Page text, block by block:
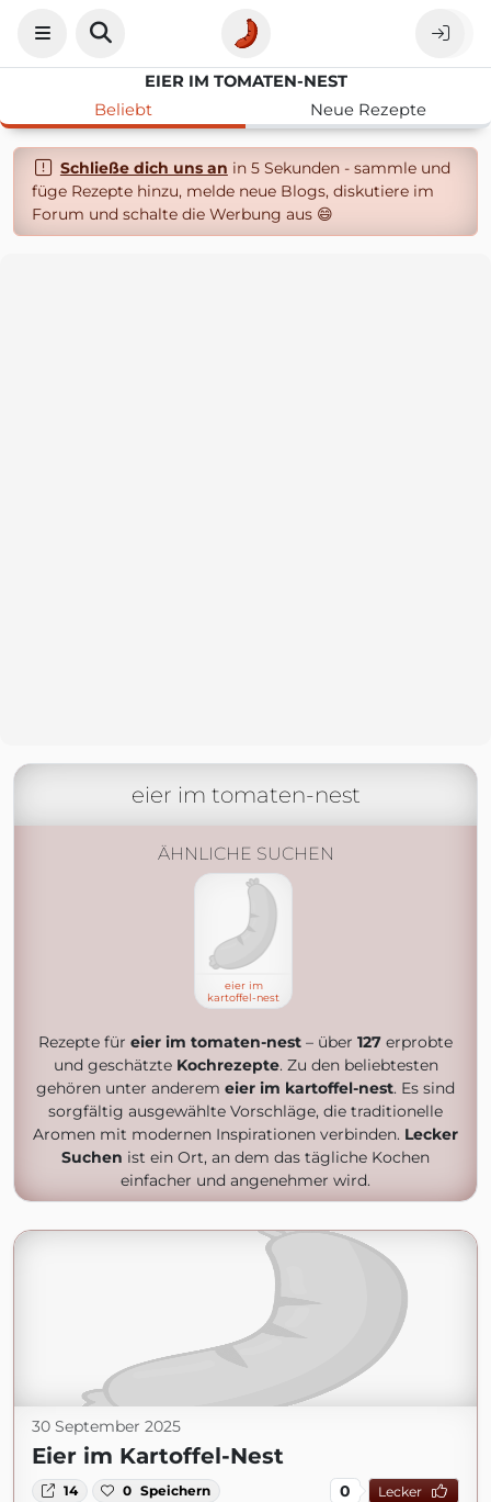
EIER IM TOMATEN-NEST
Beliebt
Neue Rezepte
Schließe dich uns an in 5 Sekunden - sammle und
füge Rezepte hinzu, melde neue Blogs, diskutiere im
Forum und schalte die Werbung aus 😄
eier im tomaten-nest
ÄHNLICHE SUCHEN
eier im
kartoffel-nest
Rezepte für eier im tomaten-nest – über 127 erprobte
und geschätzte Kochrezepte. Zu den beliebtesten
gehören unter anderem eier im kartoffel-nest. Es sind
sorgfältig ausgewählte Vorschläge, die traditionelle
Aromen mit modernen Inspirationen verbinden. Lecker
Suchen ist ein Ort, an dem das tägliche Kochen
einfacher und angenehmer wird.
30 September 2025
Eier im Kartoffel-Nest
14 0 Speichern 0 Lecker